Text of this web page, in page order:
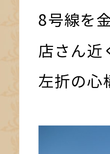
8号線を
店さん近
左折の